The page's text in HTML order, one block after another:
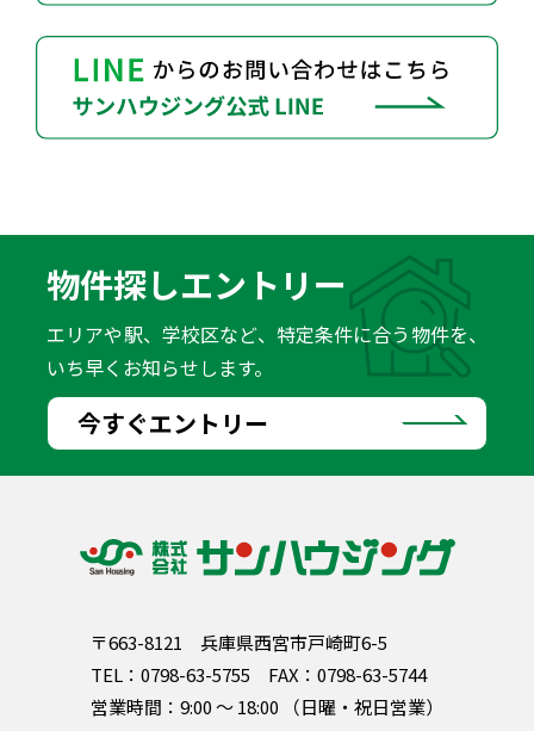
物件探しエントリー
エリアや駅、学校区など、特定条件に合う物件を、
いち早くお知らせします。
今すぐエントリー
〒663-8121 兵庫県西宮市戸崎町6-5
TEL： 0798-63-5755
FAX：0798-63-5744
営業時間：9:00 〜 18:00 （日曜・祝日営業）